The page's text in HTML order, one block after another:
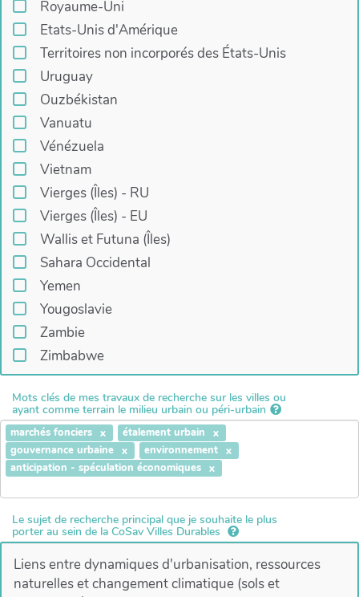
Royaume-Uni
Etats-Unis d'Amérique
Territoires non incorporés des États-Unis
Uruguay
Ouzbékistan
Vanuatu
Vénézuela
Vietnam
Vierges (Îles) - RU
Vierges (Îles) - EU
Wallis et Futuna (Îles)
Sahara Occidental
Yemen
Yougoslavie
Zambie
Zimbabwe
Mots clés de mes travaux de recherche sur les villes ou
ayant comme terrain le milieu urbain ou péri-urbain
marchés fonciers
étalement urbain
gouvernance urbaine
environnement
anticipation - spéculation économiques
Le sujet de recherche principal que je souhaite le plus
porter au sein de la CoSav Villes Durables